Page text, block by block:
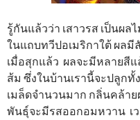
รู้กันแล้วว่า เสาวรส เป็นผ
ในแถบทวีปอเมริกาใต้ ผล
เมื่อสุกแล้ว ผลจะมีหลายสี
ส้ม ซึ่งในบ้านเรานี้จะปลูกทั้
เมล็ดจำนวนมาก กลิ่นคล้าย
พันธุ์จะมีรสออกอมหวาน เ